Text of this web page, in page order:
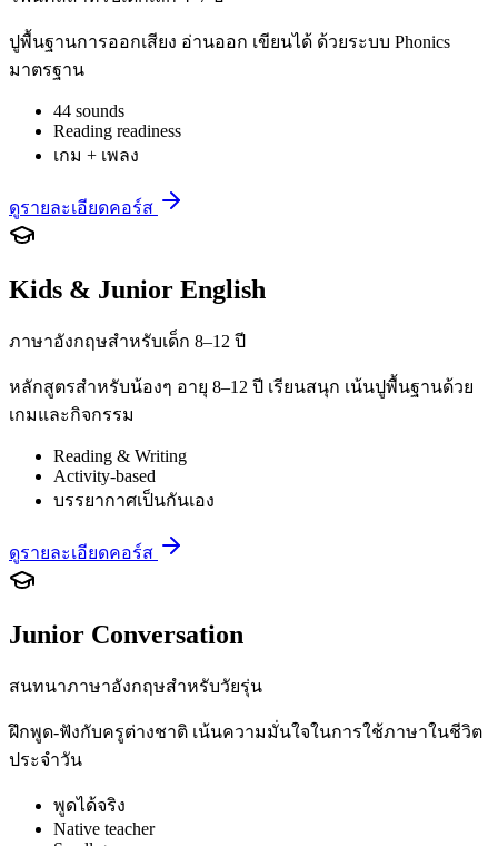
ปูพื้นฐานการออกเสียง อ่านออก เขียนได้ ด้วยระบบ Phonics
มาตรฐาน
44 sounds
Reading readiness
เกม + เพลง
ดูรายละเอียดคอร์ส
Kids & Junior English
ภาษาอังกฤษสำหรับเด็ก 8–12 ปี
หลักสูตรสำหรับน้องๆ อายุ 8–12 ปี เรียนสนุก เน้นปูพื้นฐานด้วย
เกมและกิจกรรม
Reading & Writing
Activity-based
บรรยากาศเป็นกันเอง
ดูรายละเอียดคอร์ส
Junior Conversation
สนทนาภาษาอังกฤษสำหรับวัยรุ่น
ฝึกพูด-ฟังกับครูต่างชาติ เน้นความมั่นใจในการใช้ภาษาในชีวิต
ประจำวัน
พูดได้จริง
Native teacher